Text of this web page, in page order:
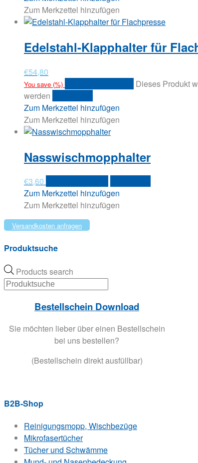
Zum Merkzettel hinzufügen
Edelstahl-Klapphalter für
€54,80
You save (%)
Dieses Produkt
werden
Zum Merkzettel hinzufügen
Zum Merkzettel hinzufügen
Nasswischmopphalter
€3,60
Zum Merkzettel hinzufügen
Zum Merkzettel hinzufügen
Versandkosten anfragen
Produktsuche
Products search
Bestellschein Download
Sie möchten lieber über einen Bestellschein
bei uns bestellen?
(Bestellschein direkt ausfüllbar)
B2B-Shop
Reinigungsmopp, Wischbezüge
Mikrofasertücher
Tücher und Schwämme